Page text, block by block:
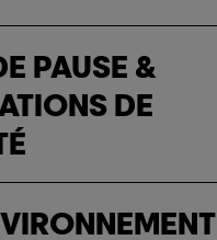
PAUSE &
DE